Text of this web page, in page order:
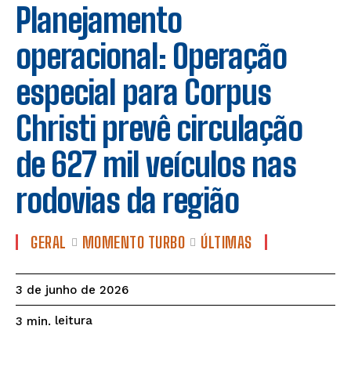
Planejamento
operacional: Operação
especial para Corpus
Christi prevê circulação
de 627 mil veículos nas
rodovias da região
GERAL MOMENTO TURBO ÚLTIMAS
3 de junho de 2026
3 min. leitura